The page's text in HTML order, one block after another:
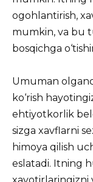
ogohlantirish,
mumkin, va bu
bosqichga
Umuman
ko‘rish
ehtiyotkorlik
sizga xavflarni
himoya qilish
eslatadi. Itning